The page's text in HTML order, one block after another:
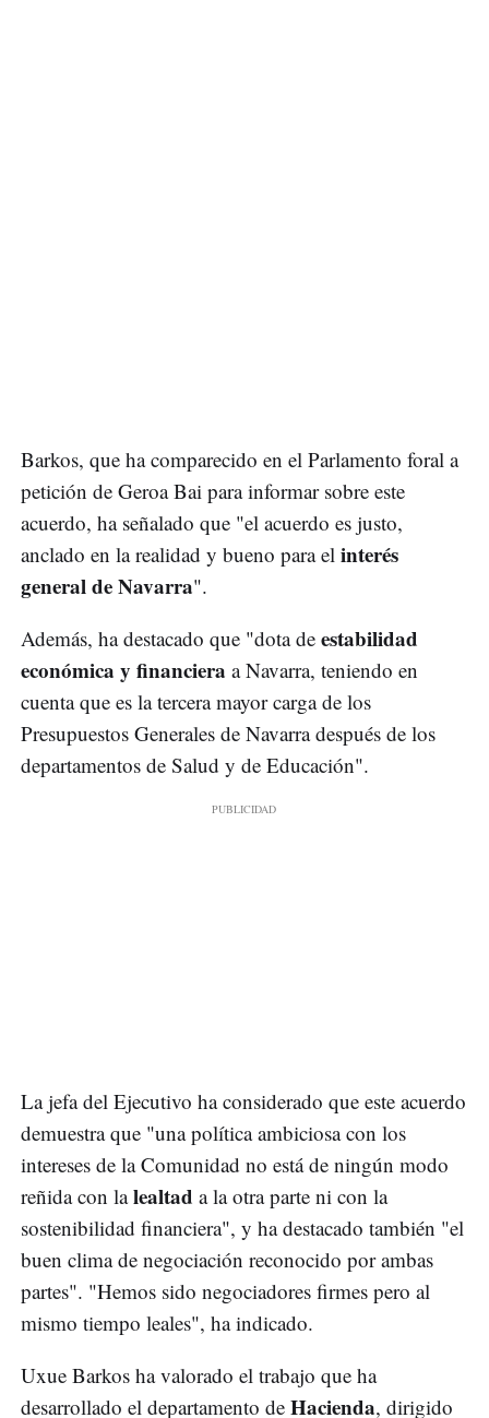
Barkos, que ha comparecido en el Parlamento foral a
petición de Geroa Bai para informar sobre este
acuerdo, ha señalado que "el acuerdo es justo,
anclado en la realidad y bueno para el interés
general de Navarra".
Además, ha destacado que "dota de estabilidad
económica y financiera a Navarra, teniendo en
cuenta que es la tercera mayor carga de los
Presupuestos Generales de Navarra después de los
departamentos de Salud y de Educación".
La jefa del Ejecutivo ha considerado que este acuerdo
demuestra que "una política ambiciosa con los
intereses de la Comunidad no está de ningún modo
reñida con lalealtad a la otra parte ni con la
sostenibilidad financiera", y ha destacado también "el
buen clima de negociación reconocido por ambas
partes". "Hemos sido negociadores firmes pero al
mismo tiempo leales", ha indicado.
Uxue Barkos ha valorado el trabajo que ha
desarrollado el departamento de Hacienda, dirigido